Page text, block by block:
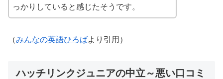
っかりしていると感じたそうです。
（みんなの英語ひろばより引用）
ハッチリンクジュニアの中立～悪い口コミ